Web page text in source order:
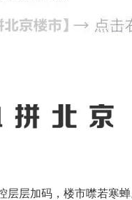
层层加码，楼市噤若寒